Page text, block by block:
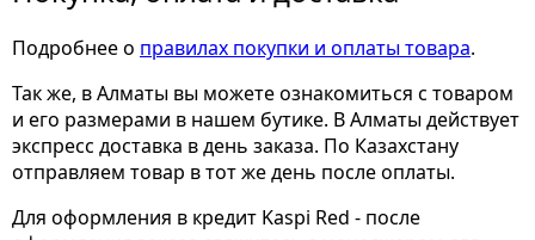
Подробнее о правилах покупки и оплаты товара.
Так же, в Алматы вы можете ознакомиться с товаром
и его размерами в нашем бутике. В Алматы действует
экспресс доставка в день заказа. По Казахстану
отправляем товар в тот же день после оплаты.
Для оформления в кредит Kaspi Red - после